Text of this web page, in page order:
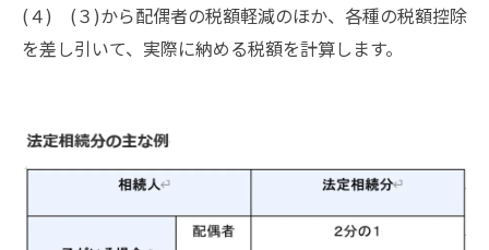
(４) (３)から配偶者の税額軽減のほか、各種の税額控除
を差し引いて、実際に納める税額を計算します。